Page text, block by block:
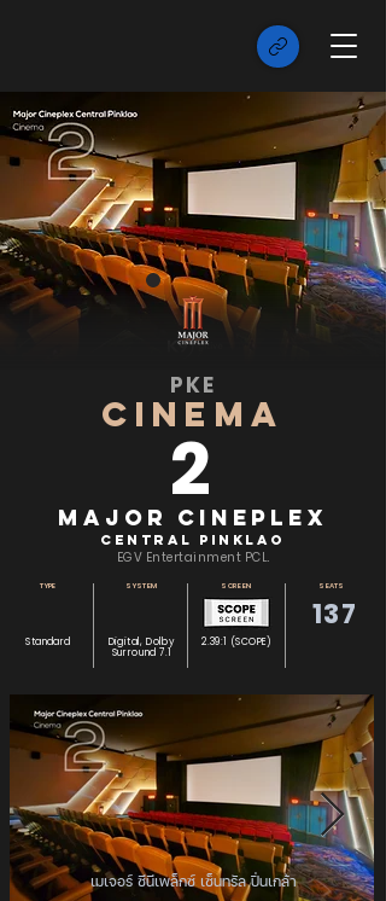
PKE
2
CINEMA
Major Cineplex
Central Pinklao
EGV Entertainment PCL.
TYPE
Standard
SYSTEM
Digital, Dolby
Surround 7.1
SCREEN
2.39:1 (SCOPE)
SEATS
137
เมเจอร์ ซีนีเพล็กซ์ เซ็นทรัล ปิ่นเกล้า